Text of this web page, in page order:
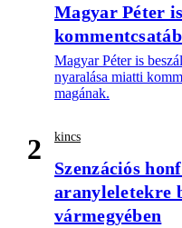
Magyar Péter
Magyar Péter is
nyaralása miatti
magának.
2 kincs
Szenzációs
aranyleletekre
vármegyében